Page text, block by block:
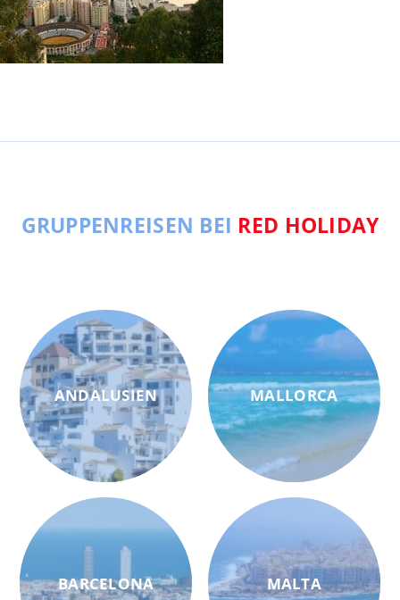
GRUPPENREISEN BEI RED HOLIDAY
ANDALUSIEN
BARCELONA
MALLORCA
MALTA